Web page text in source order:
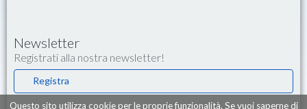
Questo sito utilizza cookie per le proprie funzionalità. Se vuoi saperne di
Newsletter
Registrati alla nostra newsletter!
Registra